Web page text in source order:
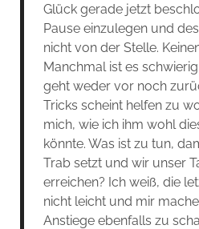
Glück gerade jetzt
Pause einzulegen und
nicht von der Stelle.
Manchmal ist es
geht weder vor noch
Tricks scheint helfen zu
mich, wie ich ihm wohl
könnte. Was ist zu tun,
Trab setzt und wir unser
erreichen? Ich weiß, die
nicht leicht und mir
Anstiege ebenfalls zu